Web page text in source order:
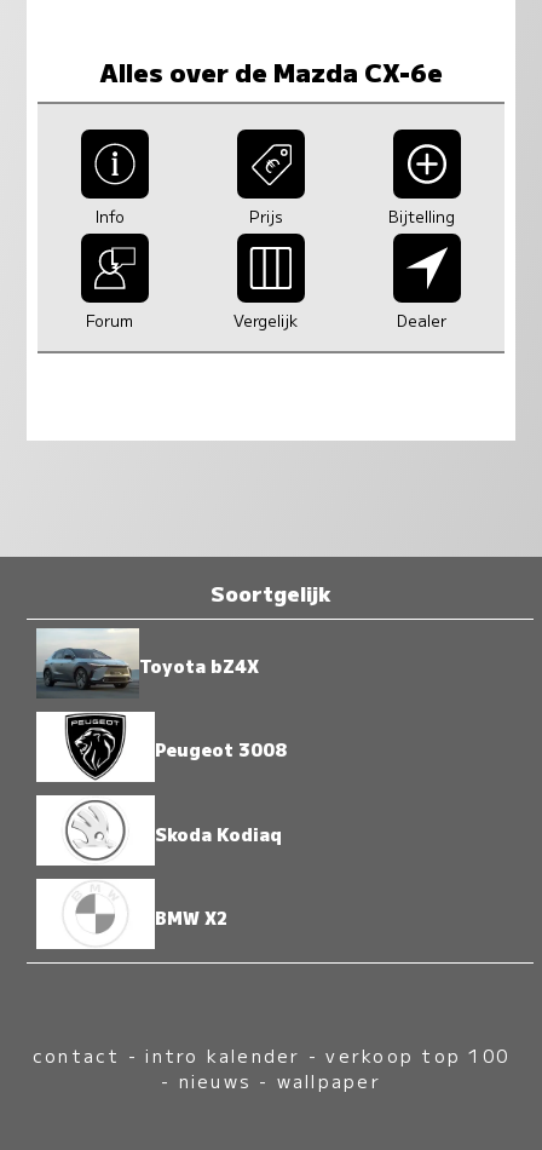
Alles over de Mazda CX-6e
Info Prijs Bijtelling
Forum Vergelijk Dealer
Soortgelijk
Toyota bZ4X
Peugeot 3008
Skoda Kodiaq
BMW X2
contact -intro kalender -verkoop top 100
- nieuws - wallpaper